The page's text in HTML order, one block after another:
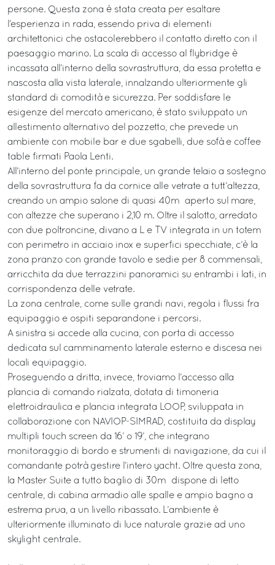
persone. Questa zona è stata creata per esaltare
l’esperienza in rada, essendo priva di elementi
architettonici che ostacolerebbero il contatto diretto con il
paesaggio marino. La scala di accesso al flybridge è
incassata all’interno della sovrastruttura, da essa protetta e
nascosta alla vista laterale, innalzando ulteriormente gli
standard di comodità e sicurezza. Per soddisfare le
esigenze del mercato americano, è stato sviluppato un
allestimento alternativo del pozzetto, che prevede un
ambiente con mobile bar e due sgabelli, due sofà e coffee
table firmati Paola Lenti.
All’interno del ponte principale, un grande telaio a sostegno
della sovrastruttura fa da cornice alle vetrate a tutt’altezza,
creando un ampio salone di quasi 40m² aperto sul mare,
con altezze che superano i 2,10 m. Oltre il salotto, arredato
con due poltroncine, divano a L e TV integrata in un totem
con perimetro in acciaio inox e superfici specchiate, c’è la
zona pranzo con grande tavolo e sedie per 8 commensali,
arricchita da due terrazzini panoramici su entrambi i lati, in
corrispondenza delle vetrate.
La zona centrale, come sulle grandi navi, regola i flussi fra
equipaggio e ospiti separandone i percorsi.
A sinistra si accede alla cucina, con porta di accesso
dedicata sul camminamento laterale esterno e discesa nei
locali equipaggio.
Proseguendo a dritta, invece, troviamo l’accesso alla
plancia di comando rialzata, dotata di timoneria
elettroidraulica e plancia integrata LOOP, sviluppata in
collaborazione con NAVIOP-SIMRAD, costituita da display
multipli touch screen da 16’ o 19’, che integrano
monitoraggio di bordo e strumenti di navigazione, da cui il
comandante potrà gestire l’intero yacht. Oltre questa zona,
la Master Suite a tutto baglio di 30m² dispone di letto
centrale, di cabina armadio alle spalle e ampio bagno a
estrema prua, a un livello ribassato. L’ambiente è
ulteriormente illuminato di luce naturale grazie ad uno
skylight centrale.